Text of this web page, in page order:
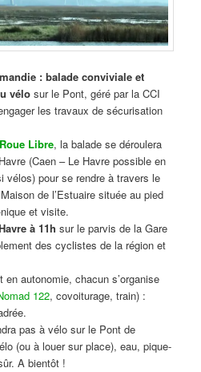
: balade conviviale et
vélo sur le Pont, géré par la CCI
les travaux de sécurisation
Libre, la balade se déroulera
(Caen – Le Havre possible en
vélos) pour se rendre à travers le
de l’Estuaire située au pied
et visite.
à 11h sur le parvis de la Gare
des cyclistes de la région et
autonomie, chacun s’organise
122, covoiturage, train) :
pas à vélo sur le Pont de
(ou à louer sur place), eau, pique-
A bientôt !